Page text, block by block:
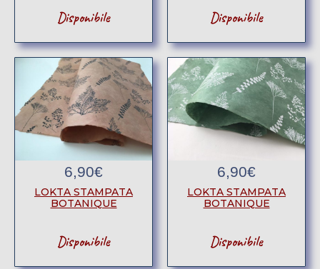
Disponibile Disponibile
6,90€
LOKTA STAMPATA
BOTANIQUE
Disponibile
6,90€
LOKTA STAMPATA
BOTANIQUE
Disponibile